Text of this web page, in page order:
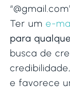
Ter um e-
para
busca de
e favorece